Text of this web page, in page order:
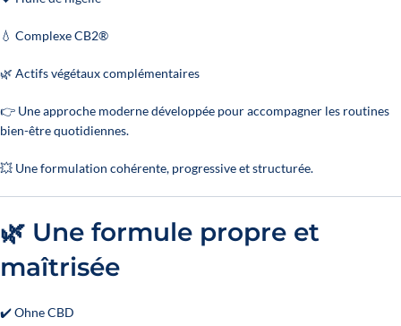
💧 Complexe CB2®
🌿 Actifs végétaux complémentaires
👉 Une approche moderne développée pour accompagner les routines
bien-être quotidiennes.
💥 Une formulation cohérente, progressive et structurée.
🌿 Une formule propre et
maîtrisée
✔️ Ohne CBD